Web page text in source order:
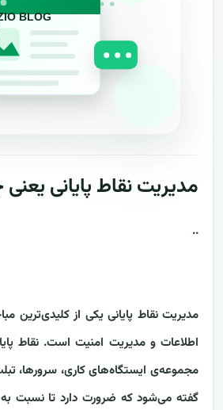
مدیریت نقاط پایانی
..
مدیریت نقاط پایانی یکی از کلیدی‌ترین
مجموعه‌ی ایستگاه‌های کاری، سرورها،
گفته می‌شود که ضرورت دارد تا نسبت به